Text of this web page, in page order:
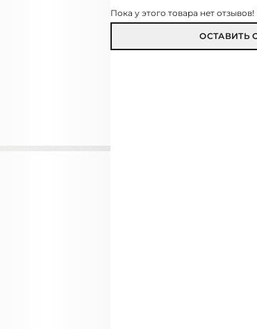
Пока у этого товара нет отзывов!
ОСТАВИТЬ